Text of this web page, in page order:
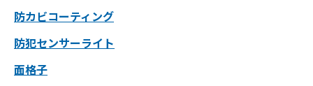
防カビコーティング
防犯センサーライト
面格子